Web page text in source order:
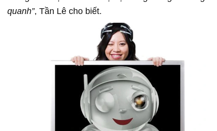
quanh”, Tần Lê cho biết.